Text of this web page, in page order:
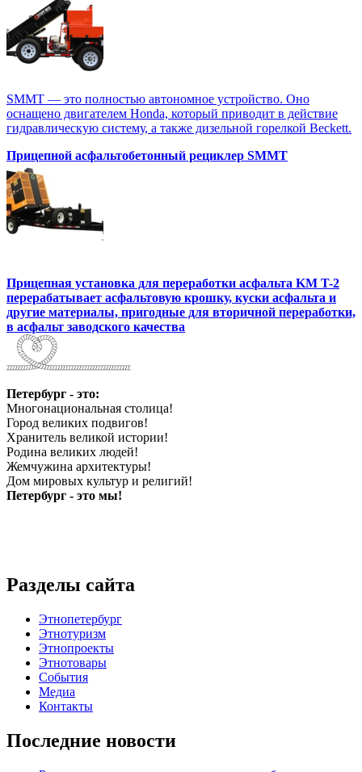
SMMT — это полностью автономное устройство. Оно
оснащено двигателем Honda, который приводит в действие
гидравлическую систему, а также дизельной горелкой Beckett.
Прицепной асфальтобетонный рециклер SMMT
Прицепная установка для переработки асфальта KM T-2
перерабатывает асфальтовую крошку, куски асфальта и
другие материалы, пригодные для вторичной переработки,
в асфальт заводского качества
Петербург - это:
Многонациональная столица!
Город великих подвигов!
Хранитель великой истории!
Родина великих людей!
Жемчужина архитектуры!
Дом мировых культур и религий!
Петербург - это мы!
Разделы сайта
Этнопетербург
Этнотуризм
Этнопроекты
Этнотовары
События
Медиа
Контакты
Последние новости